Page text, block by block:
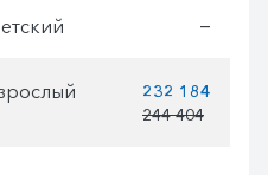
—
232 184
244 404